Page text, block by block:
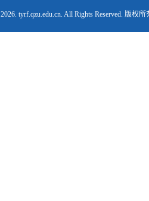
2026. tyrf.qzu.edu.cn. All Rights Reserved. 版